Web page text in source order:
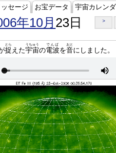
セージ お宝データ 宇宙カレン
年10月 23日 >
捉
とら
えた宇宙
うちゅう
の電波
でんぱ
を音
おと
にしました。